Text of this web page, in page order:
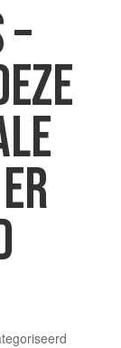
–